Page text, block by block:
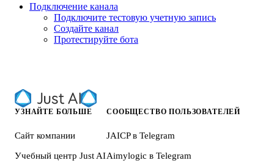
Подключение канала
Подключите тестовую учетную запись
Создайте канал
Протестируйте бота
УЗНАЙТЕ БОЛЬШЕ
Сайт компании
Учебный центр Just AI
СООБЩЕСТВО ПОЛЬЗОВАТЕЛЕЙ
JAICP в Telegram
Aimylogic в Telegram